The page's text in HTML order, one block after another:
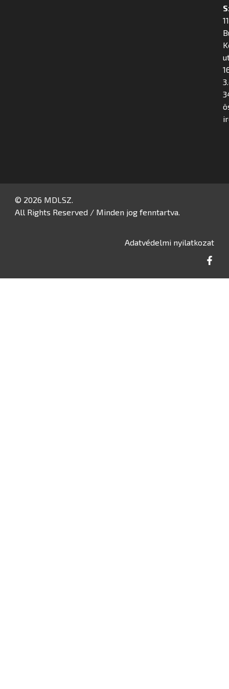
© 2026 MDLSZ.
All Rights Reserved / Minden jog fenntartva.
Adatvédelmi nyilatkozat